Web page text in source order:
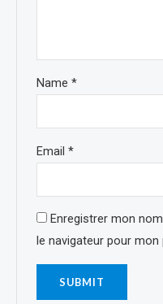
Name*
Email*
Enregistrer mon
le navigateur pour